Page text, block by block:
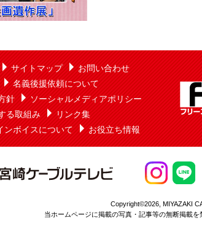
サイトマップ
お問い合わせ
名義後援依頼について
針
ソーシャルメディアポリシー
る取組み
リンク集
ンボイスについて お役立ち情報
Copyright©2026, MIYAZAKI
当ホームページに掲載の写真・記事等の無断掲載を